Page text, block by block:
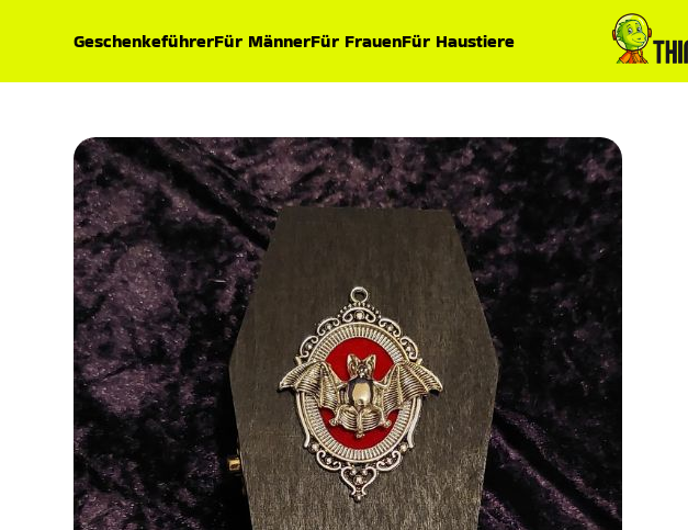
GeschenkeführerFür MännerFür FrauenFür Haustiere